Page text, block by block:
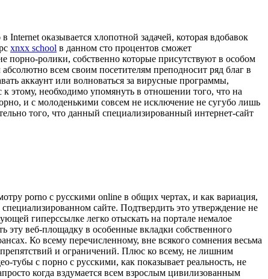
оказывается хлопотной задачей, которая вдобавок
xnxx school в данном сто процентов сможет
порно-ролики, собственно которые присутствуют в особом
всем своим посетителям преподносит ряд благ в
аккаунт или волноваться за вирусные программы,
этому, необходимо упомянуть в отношении того, что на
и с молоденькими совсем не исключение не сугубо лишь
того, что данный специализированный интернет-сайт
porno с русскими online в общих чертах, и как вариация,
специализированном сайте. Подтвердить это утверждение не
гиперссылке легко отыскать на портале немалое
веб-площадку в особенные вкладки собственного
Ко всему перечисленному, вне всякого сомнения весьма
и ограничений. Плюс ко всему, не лишним
с порно с русскими, как показывает реальность, не
когда вздумается всем взрослым цивилизованным